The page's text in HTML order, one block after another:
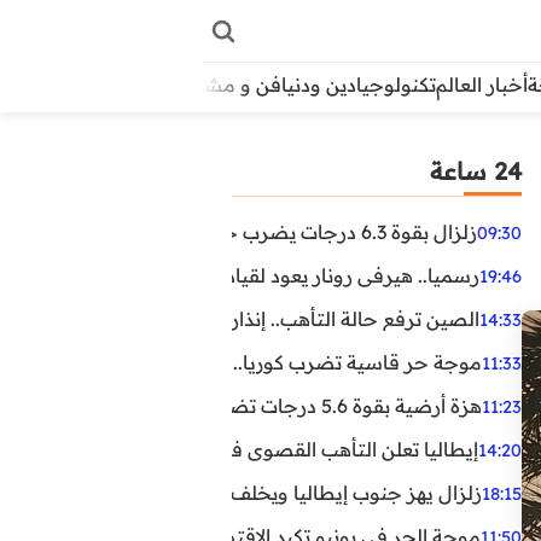
أخبار العالمتكنولوجيادين ودنيافن و مشاهير
24 ساعة
09:30زلزال بقوة 6.3 درجات يضرب جنوب الفلبين.. ولا تحذير من تسونامي حتى الآن
19:46رسميا.. هيرفي رونار يعود لقيادة منتخب كوت ديفوار
14:33الصين ترفع حالة التأهب.. إنذاران جديدان بسبب الأمطار
11:33موجة حر قاسية تضرب كوريا.. وفيات وإصابات ونفوق مئات
11:23هزة أرضية بقوة 5.6 درجات تضرب مصر
14:20إيطاليا تعلن التأهب القصوى في 23 مدينة بسبب موجة حر شديدة
18:15زلزال يهز جنوب إيطاليا ويخلف عشرات الجرحى